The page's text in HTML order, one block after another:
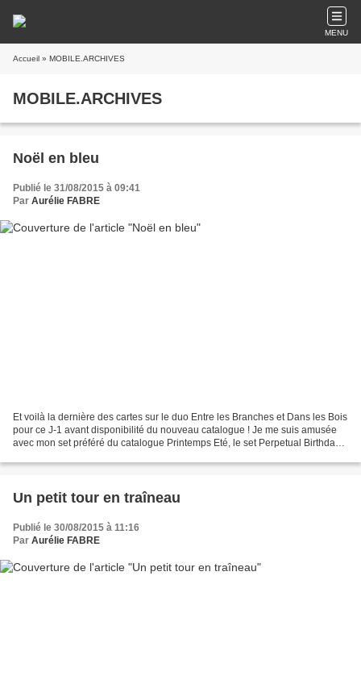
MENU
Accueil » MOBILE.ARCHIVES
MOBILE.ARCHIVES
Noël en bleu
Publié le 31/08/2015 à 09:41
Par Aurélie FABRE
Et voilà la dernière des cartes sur le duo Entre les Branches et Dans les Bois
pour ce J-1 avant disponibilité du nouveau catalogue ! Je me suis amusée
avec mon set préféré du catalogue Printemps Eté, le set Perpetual Birthday
Un petit tour en traîneau
Publié le 30/08/2015 à 11:16
Par Aurélie FABRE